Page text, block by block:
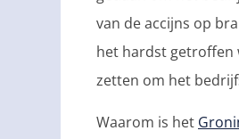
van de accijns op
het hardst getroffen
zetten om het
Waarom is het